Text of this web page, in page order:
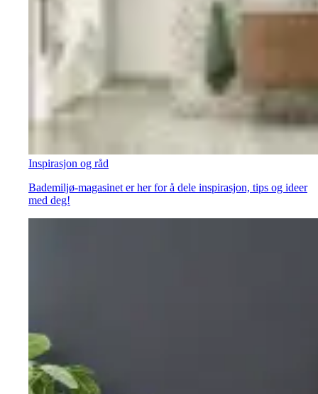
Inspirasjon og råd
Bademiljø-magasinet er her for å dele inspirasjon, tips og ideer
med deg!